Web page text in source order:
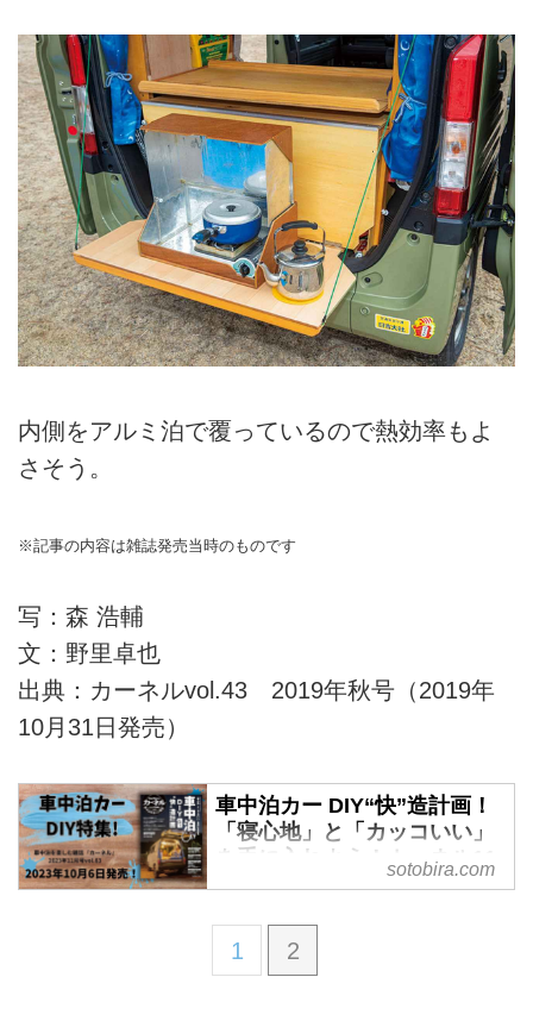
内側をアルミ泊で覆っているので熱効率もよ
さそう。
※記事の内容は雑誌発売当時のものです
写：森 浩輔
文：野里卓也
出典：カーネルvol.43 2019年秋号（2019年
10月31日発売）
車中泊カー DIY“快”造計画！
「寝心地」と「カッコいい」
を手に入れよう！カーネル11
月号が10/6発売！ -
【概要】車中泊専門誌『カーネ
ル』2023年11月号vol.63の案内。
sotobira.com
1 2